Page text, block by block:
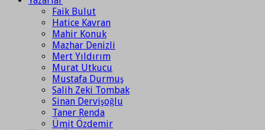
Faik Bulut
Hatice Kavran
Mahir Konuk
Mazhar Denizli
Mert Yıldırım
Murat Utkucu
Mustafa Durmuş
Salih Zeki Tombak
Sinan Dervişoğlu
Taner Renda
Ümit Özdemir